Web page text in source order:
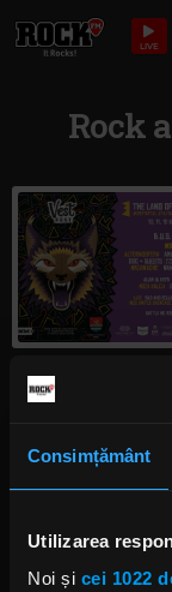
Consimțământ
Utilizarea
Noi și cei 1022
LIVE
Rock